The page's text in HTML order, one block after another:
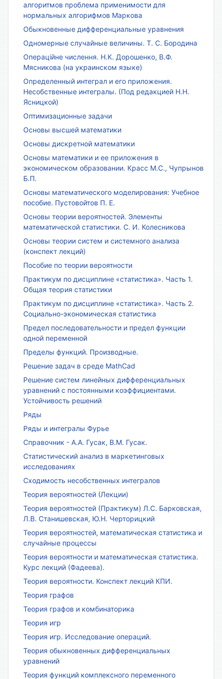
алгоритмов проблема применимости для
нормальных алгорифмов Маркова
Обыкновенные дифференциальные уравнения
Одномерные случайные величины. Т. С. Бородина
Операційне числення. Н.К. Дорошенко, В.Ф.
Мясникова (на украинском языке)
Определенный интеграл и его приложения.
Несобственные интегралы. (Под редакцией Н.Н.
Ясницкой)
Оптимизационные задачи
Основы высшей математики
Основы дискретной математики
Основы математики и ее приложения в
экономическом образовании. Красс М.С., Чупрынов
Б.П.
Основы математического моделирования: Учебное
пособие. Пустовойтов П. Е.
Основы теории вероятностей. Элементы
математической статистики. С. И. Колесникова
Основы теории систем и системного анализа
(конспект лекций)
Пособие по теории вероятности
Практикум по дисциплине «статистика». Часть 1.
Общая теория статистики
Практикум по дисциплине «статистика». Часть 2.
Социально-экономическая статистика
Предел последовательности и предел функции
одной переменной
Пределы функций. Производные.
Решение задач в среде MathCad
Решение систем линейных дифференциальных
уравнений с постоянными коэффициентами.
Устойчивость решений
Ряды
Ряды и интегралы Фурье
Справочник - А.А. Гусак, В.М. Гусак.
Статистический анализ в маркетинговых
исследованиях
Сходимость несобственных интегралов
Теория вероятностей (Лекции)
Теория вероятностей (Практикум) Л.С. Барковская,
Л.В. Станишевская, Ю.Н. Черторицкий
Теория вероятностей, математическая статистика и
случайные процессы
Теория вероятности и математическая статистика.
Курс лекций (Фадеева).
Теория вероятности. Конспект лекций КПИ.
Теория графов
Теория графов и комбинаторика
Теория игр
Теория игр. Исследование операций.
Теория обыкновенных дифференциальных
уравнений
Теория функций комплексного переменного